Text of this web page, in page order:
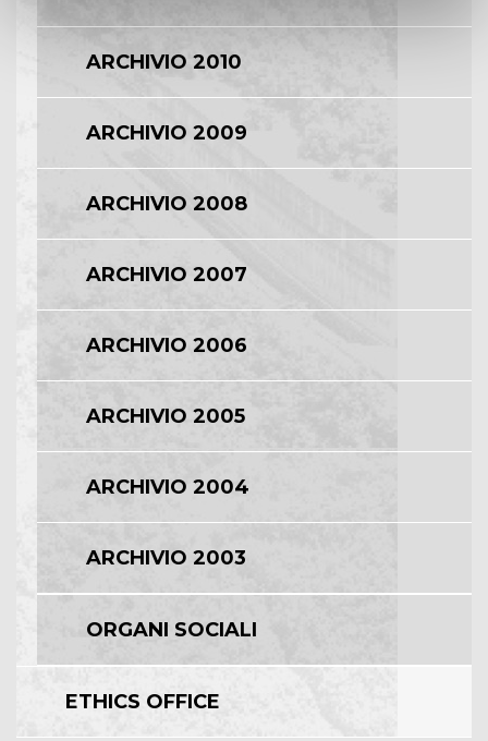
ARCHIVIO 2010
ARCHIVIO 2009
ARCHIVIO 2008
ARCHIVIO 2007
ARCHIVIO 2006
ARCHIVIO 2005
ARCHIVIO 2004
ARCHIVIO 2003
ORGANI SOCIALI
ETHICS OFFICE